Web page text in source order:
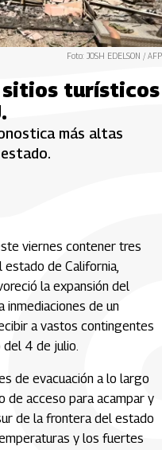
Foto: JOSH EDELSON / AFP
sitios turísticos
más altas
viernes contener tres
de California,
la expansión del
inmediaciones de un
a vastos contingentes
4 de julio.
de evacuación a lo largo
de acceso para acampar y
de la frontera del estado
y los fuertes